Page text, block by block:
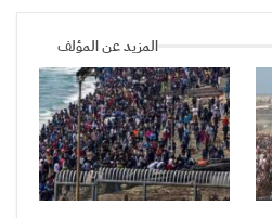
المزيد عن المؤلف